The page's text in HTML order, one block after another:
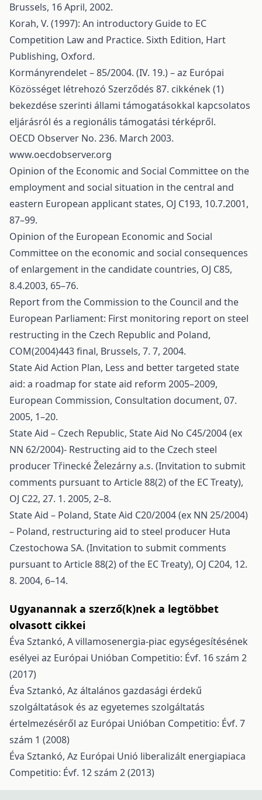
Brussels, 16 April, 2002.
Korah, V. (1997): An introductory Guide to EC
Competition Law and Practice. Sixth Edition, Hart
Publishing, Oxford.
Kormányrendelet – 85/2004. (IV. 19.) – az Európai
Közösséget létrehozó Szerződés 87. cikkének (1)
bekezdése szerinti állami támogatásokkal kapcsolatos
eljárásról és a regionális támogatási térképről.
OECD Observer No. 236. March 2003.
www.oecdobserver.org
Opinion of the Economic and Social Committee on the
employment and social situation in the central and
eastern European applicant states, OJ C193, 10.7.2001,
87–99.
Opinion of the European Economic and Social
Committee on the economic and social consequences
of enlargement in the candidate countries, OJ C85,
8.4.2003, 65–76.
Report from the Commission to the Council and the
European Parliament: First monitoring report on steel
restructing in the Czech Republic and Poland,
COM(2004)443 final, Brussels, 7. 7, 2004.
State Aid Action Plan, Less and better targeted state
aid: a roadmap for state aid reform 2005–2009,
European Commission, Consultation document, 07.
2005, 1–20.
State Aid – Czech Republic, State Aid No C45/2004 (ex
NN 62/2004)- Restructing aid to the Czech steel
producer Třinecké Železárny a.s. (Invitation to submit
comments pursuant to Article 88(2) of the EC Treaty),
OJ C22, 27. 1. 2005, 2–8.
State Aid – Poland, State Aid C20/2004 (ex NN 25/2004)
– Poland, restructuring aid to steel producer Huta
Czestochowa SA. (Invitation to submit comments
pursuant to Article 88(2) of the EC Treaty), OJ C204, 12.
8. 2004, 6–14.
Ugyanannak a szerző(k)nek a legtöbbet
olvasott cikkei
Éva Sztankó, A villamosenergia-piac egységesítésének
esélyei az Európai Unióban Competitio: Évf. 16 szám 2
(2017)
Éva Sztankó, Az általános gazdasági érdekű
szolgáltatások és az egyetemes szolgáltatás
értelmezéséről az Európai Unióban Competitio: Évf. 7
szám 1 (2008)
Éva Sztankó, Az Európai Unió liberalizált energiapiaca
Competitio: Évf. 12 szám 2 (2013)